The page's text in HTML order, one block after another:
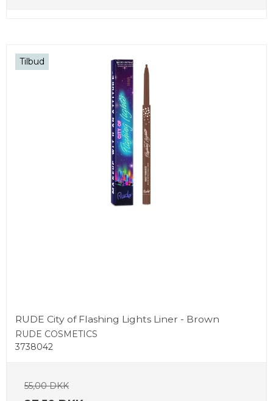
Tilbud
RUDE City of Flashing Lights Liner - Brown
RUDE COSMETICS
3738042
55,00 DKK